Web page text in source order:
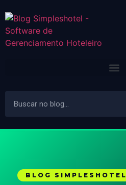
BLOG SIMPLESHOTEL